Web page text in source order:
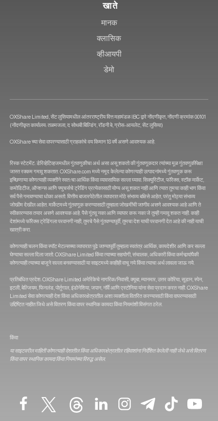
खाते
मानक
क्लासिक
व्हीआयपी
डेमो
OXShare Limited, सेंट लुसियामधील आंतरराष्ट्रीय वित्त महामंडळ IBC द्वारे नोंदणीकृत, नोंदणी क्रमांक 00101
(नोंदणीकृत कार्यालय: तळमजला, द सोथबी बिल्डिंग, रॉडनी बे, ग्रोस-आयलेट, सेंट लुसिया)
OXShare च्या सेवा वापरण्यासाठी ग्राहकांचे वय किमान 18 वर्षे असणे आवश्यक आहे.
रिस्क स्टेटमेंट: डेरिव्हेटिव्हजमधील गुंतवणुकीचा अर्थ असा असू शकतो की गुंतवणूकदार त्यांच्या मूळ गुंतवणुकीपेक्षा
जास्त रक्कम गमावू शकतात. OXShare.com मध्ये नमूद केलेल्या कोणत्याही उत्पादनांमध्ये गुंतवणूक करू
इच्छिणाऱ्या कोणत्याही व्यक्तीने स्वतःचा आर्थिक किंवा व्यावसायिक सल्ला घ्यावा. सिक्युरिटीज, फॉरेक्स, स्टॉक मार्केट,
कमोडिटीज, ऑप्शन्स आणि फ्युचर्सचे ट्रेडिंग प्रत्येकासाठी योग्य असू शकत नाही आणि त्यात तुमचा काही भाग किंवा
सर्व पैसे गमावण्याचा धोका असतो. वित्तीय बाजारपेठेतील व्यापारात मोठे संभाव्य बक्षिसे आहेत, परंतु मोठ्या संभाव्य
जोखीम देखील आहेत. मार्केटमध्ये गुंतवणूक करण्यासाठी तुम्हाला जोखमींची जाणीव असणे आवश्यक आहे आणि ते
स्वीकारण्यास तयार असणे आवश्यक आहे. पैसे गुंतवू नका आणि व्यापार करू नका जे तुम्ही गमावू शकत नाही. काही
देशांमध्ये फॉरेक्स ट्रेडिंगला परवानगी नाही, तुमचे पैसे गुंतवण्यापूर्वी, तुमचा देश याची परवानगी देत आहे की नाही याची
खात्री करा.
कोणत्याही चलन किंवा स्पॉट मेटल्सच्या व्यापारात पुढे जाण्यापूर्वी तुम्हाला स्वतंत्र आर्थिक, कायदेशीर आणि कर सल्ला
घेण्याचा सल्ला दिला जातो. OXShare Limited किंवा त्‍याच्‍या सहयोगी, संचालक, अधिकारी किंवा कर्मचार्‍यांपैकी
कोणत्‍याही त्‍याच्‍या बाजूने सल्‍ला बनवण्‍यासाठी या साइटमध्‍ये काहीही वाचू नये किंवा त्याचा अर्थ लावला जाऊ नये.
प्रतिबंधित प्रदेश: OXShare Limited अमेरिकेचे नागरिक/निवासी, क्यूबा, म्यानमार, उत्तर कोरिया, सूडान, स्पेन,
इटली, बेल्जियम, फिनलंड, पोर्तुगाल, इंडोनेशिया, जपान, नॉर्वे आणि एस्टोनिया यांना सेवा प्रदान करत नाही. OXShare
Limited सेवा कोणत्याही देश किंवा अधिकारक्षेत्रातील अशा व्यक्तीला वितरित करण्यासाठी किंवा वापरण्यासाठी
उद्दिष्टित नाहीत जिथे असे वितरण किंवा वापर स्थानिक कायदा किंवा नियमांशी विसंगत ठरेल.
किंवा
या साइटवरील माहिती कोणत्याही देशातील किंवा अधिकारक्षेत्रातील रहिवाशांना निर्देशित केलेली नाही जेथे असे वितरण
किंवा वापर स्थानिक कायदा किंवा नियमांच्या विरुद्ध असेल.